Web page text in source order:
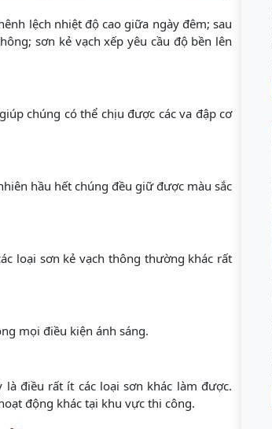
lệch nhiệt độ cao giữa ngày đêm; sau
sơn kẻ vạch xếp yêu cầu độ bền lên
chúng có thể chịu được các va đập cơ
hầu hết chúng đều giữ được màu sắc
loại sơn kẻ vạch thông thường khác rất
mọi điều kiện ánh sáng.
điều rất ít các loại sơn khác làm được.
động khác tại khu vực thi công.